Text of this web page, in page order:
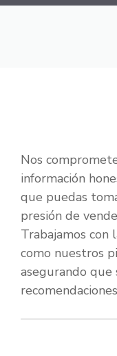
Nos
información
que puedas
presión de
Trabajamos con
como nuestros
asegurando que